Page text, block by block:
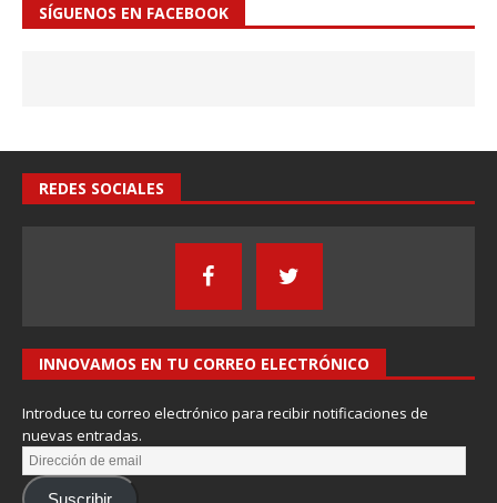
SÍGUENOS EN FACEBOOK
REDES SOCIALES
INNOVAMOS EN TU CORREO ELECTRÓNICO
Introduce tu correo electrónico para recibir notificaciones de
nuevas entradas.
Suscribir